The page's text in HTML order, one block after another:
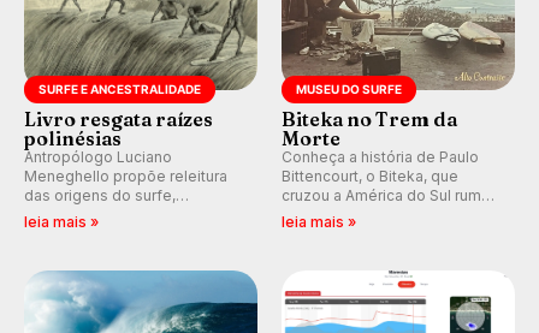
SURFE E ANCESTRALIDADE
Livro resgata raízes
polinésias
Antropólogo Luciano
Meneghello propõe releitura
das origens do surfe,
resgatando a cultura polinésia
e questionando a visão
prática em esporte e indústria.
leia mais »
MUSEU DO SURFE
Biteka no Trem da
Morte
Conheça a história de Paulo
Bittencourt, o Biteka, que
cruzou a América do Sul rumo
ao Pacífico em uma jornada
que se tornou um marco de
leia mais »